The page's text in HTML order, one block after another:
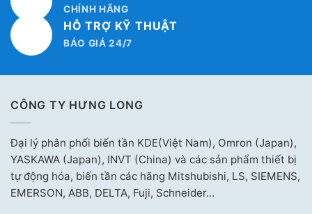
CHÍNH HÃNG
HỖ TRỢ KỸ THUẬT
BÁO GIÁ 24/7
CÔNG TY HƯNG LONG
Đại lý phân phối biến tần KDE(Việt Nam), Omron (Japan),
YASKAWA (Japan), INVT (China) và các sản phẩm thiết bị
tự động hóa, biến tần các hãng Mitshubishi, LS, SIEMENS,
EMERSON, ABB, DELTA, Fuji, Schneider…